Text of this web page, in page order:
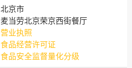
北京市
麦当劳北京荣京西街餐厅
营业执照
食品经营许可证
食品安全监督量化分级